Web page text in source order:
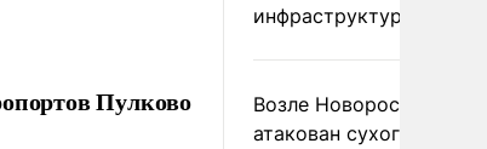
Пулково
инфраструктуры
Возле Новороссийска
атакован сухогруз под